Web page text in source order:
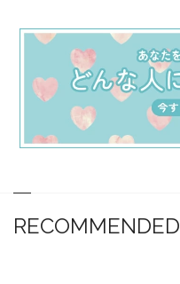
RECOMMENDED